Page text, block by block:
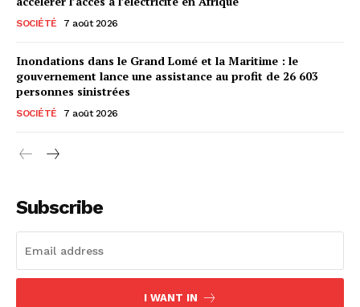
SOCIÉTÉ 7 août 2026
Inondations dans le Grand Lomé et la Maritime : le
gouvernement lance une assistance au profit de 26 603
personnes sinistrées
SOCIÉTÉ 7 août 2026
Subscribe
I WANT IN